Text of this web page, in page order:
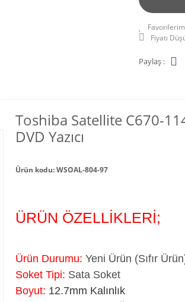
Fiyatı
Paylaş :
Toshiba Satellite C670-
DVD Yazıcı
Ürün kodu: WSOAL-804-97
ÜRÜN ÖZELLİKLERİ;
Ürün Durumu: Yeni Ürün (Sıfır
Soket Tipi: Sata Soket
Boyut: 12.7mm Kalınlık